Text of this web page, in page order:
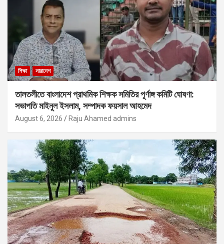
শিক্ষা সারাদেশ
তালতলীতে বাংলাদেশ প্রাথমিক শিক্ষক সমিতির পূর্ণাঙ্গ কমিটি ঘোষণা:
সভাপতি মাইনুল ইসলাম, সম্পাদক ফয়সাল আহমেদ
August 6, 2026 Raju Ahamed admins